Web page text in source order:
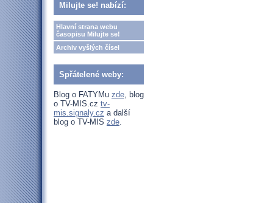
Milujte se! nabízí:
Hlavní strana webu
časopisu Milujte se!
Archiv vyšlých čísel
Spřátelené weby:
Blog o FATYMu zde, blog
o TV-MIS.cz tv-
mis.signaly.cz a další
blog o TV-MIS zde.